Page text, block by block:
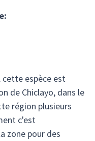
cette espèce est
de Chiclayo, dans le
région plusieurs
c'est
zone pour des